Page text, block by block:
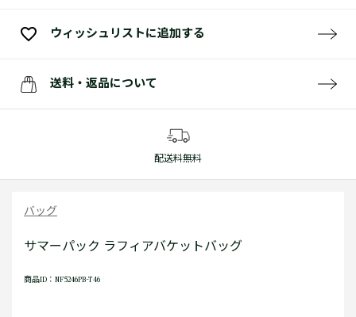
ウィッシュリストに追加する
送料・返品について
配送料無料
バッグ
サマーパック ラフィアバケットバッグ
商品ID：NF5246PB-T46